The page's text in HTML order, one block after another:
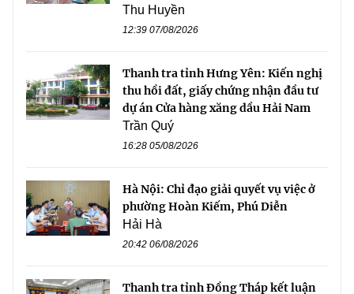
Thu Huyền
12:39 07/08/2026
Thanh tra tỉnh Hưng Yên: Kiến nghị
thu hồi đất, giấy chứng nhận đầu tư
dự án Cửa hàng xăng dầu Hải Nam
Trần Quý
16:28 05/08/2026
Hà Nội: Chỉ đạo giải quyết vụ việc ở
phường Hoàn Kiếm, Phú Diễn
Hải Hà
20:42 06/08/2026
Thanh tra tỉnh Đồng Tháp kết luận